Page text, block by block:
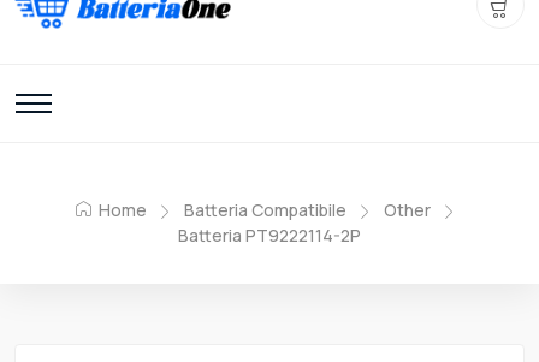
Home Batteria Compatibile
Other
Batteria PT9222114-2P